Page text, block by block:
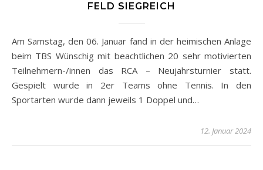
FELD SIEGREICH
Am Samstag, den 06. Januar fand in der heimischen Anlage
beim TBS Wünschig mit beachtlichen 20 sehr motivierten
Teilnehmern-/innen das RCA – Neujahrsturnier statt.
Gespielt wurde in 2er Teams ohne Tennis. In den
Sportarten wurde dann jeweils 1 Doppel und…
12. Januar 2024